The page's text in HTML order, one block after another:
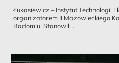
Łukasiewicz – Instytut Technologii
organizatorem II Mazowieckiego
Radomiu. Stanowił...